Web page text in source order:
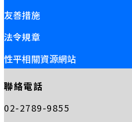
友善措施
法令規章
性平相關資源網站
聯絡電話
02-2789-9855